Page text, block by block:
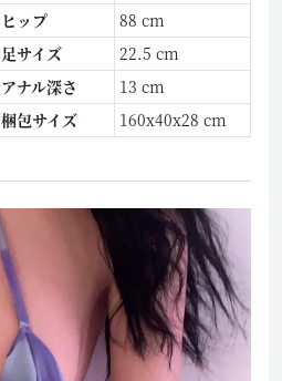
ヒップ
88 cm
足サイズ
22.5 cm
アナル深さ
13 cm
梱包サイズ 160x40x28 cm